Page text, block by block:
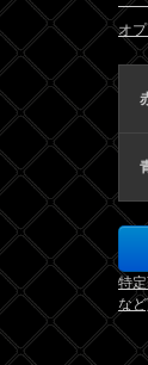
オ
特
な